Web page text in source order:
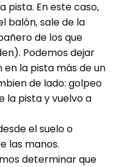
pista. En este caso,
balón, sale de la
de los que
Podemos dejar
en la pista más de un
de lado: golpeo
la pista y vuelvo a
el suelo o
las manos.
determinar que